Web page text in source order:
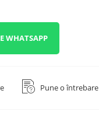
WHATSAPP
Pune o întrebare